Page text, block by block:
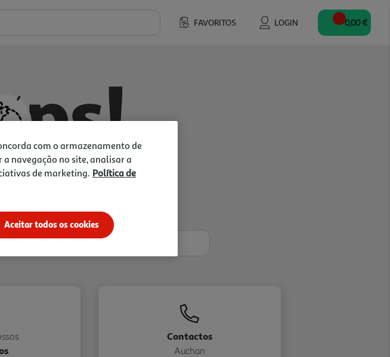
FAVORITOS LOGIN 0,00 €
de novo?
Contactos
Auchan
com o armazenamento de
navegação no site, analisar a
de marketing. Política de
Aceitar todos os cookies